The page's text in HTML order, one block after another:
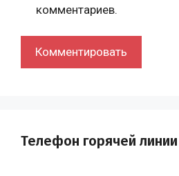
комментариев.
Телефон горячей линии